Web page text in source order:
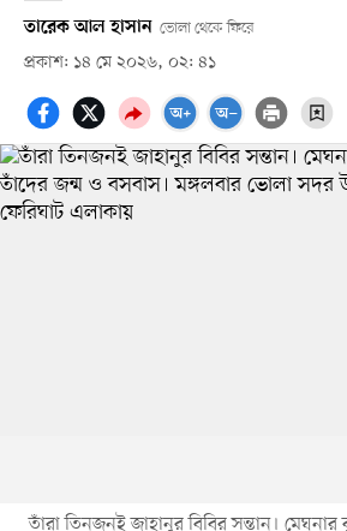
তারেক আল হাসান ভোলা থেকে ফিরে
প্রকাশ: ১৪ মে ২০২৬, ০২: ৪১
তাঁরা তিনজনই জাহানুর বিবির সন্তান।